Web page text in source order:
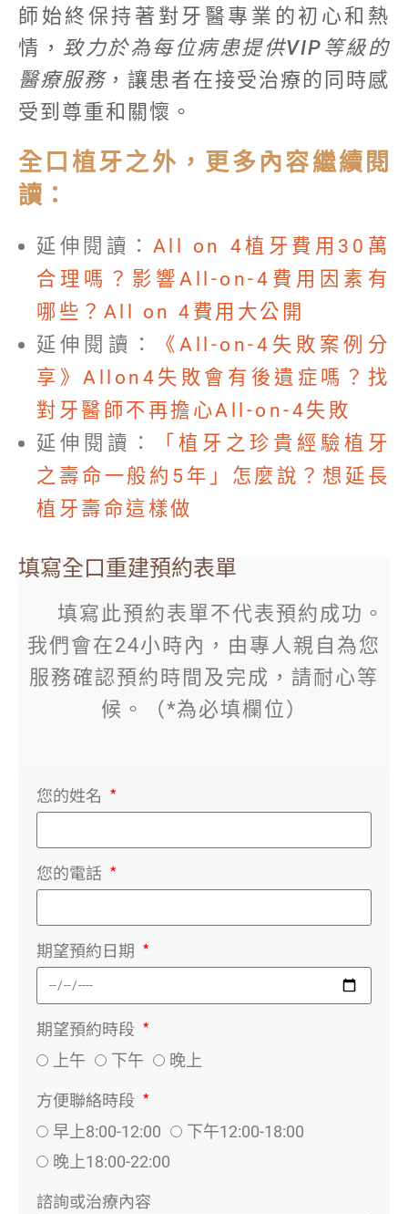
師始終保持著對牙醫專業的初心和熱
情， 致力於為每位病患提供VIP等級的
醫療服務，讓患者在接受治療的同時感
受到尊重和關懷。
全口植牙之外，更多內容繼續閱
讀：
延伸閱讀： All on 4植牙費用30萬
合理嗎？影響All-on-4費用因素有
哪些？All on 4費用大公開
延伸閱讀：
《All-on-4失敗案例分
享》Allon4失敗會有後遺症嗎？找
對牙醫師不再擔心All-on-4失敗
延伸閱讀：
「植牙之珍貴經驗植牙
之壽命一般約5年」怎麼說？想延長
植牙壽命這樣做
填寫全口重建預約表單
填寫此預約表單不代表預約成功。
我們會在24小時內，由專人親自為您
服務確認預約時間及完成，請耐心等
候。（*為必填欄位）
您的姓名
您的電話
期望預約日期
期望預約時段
上午 下午 晚上
方便聯絡時段
早上8:00-12:00
下午12:00-18:00
晚上18:00-22:00
諮詢或治療內容